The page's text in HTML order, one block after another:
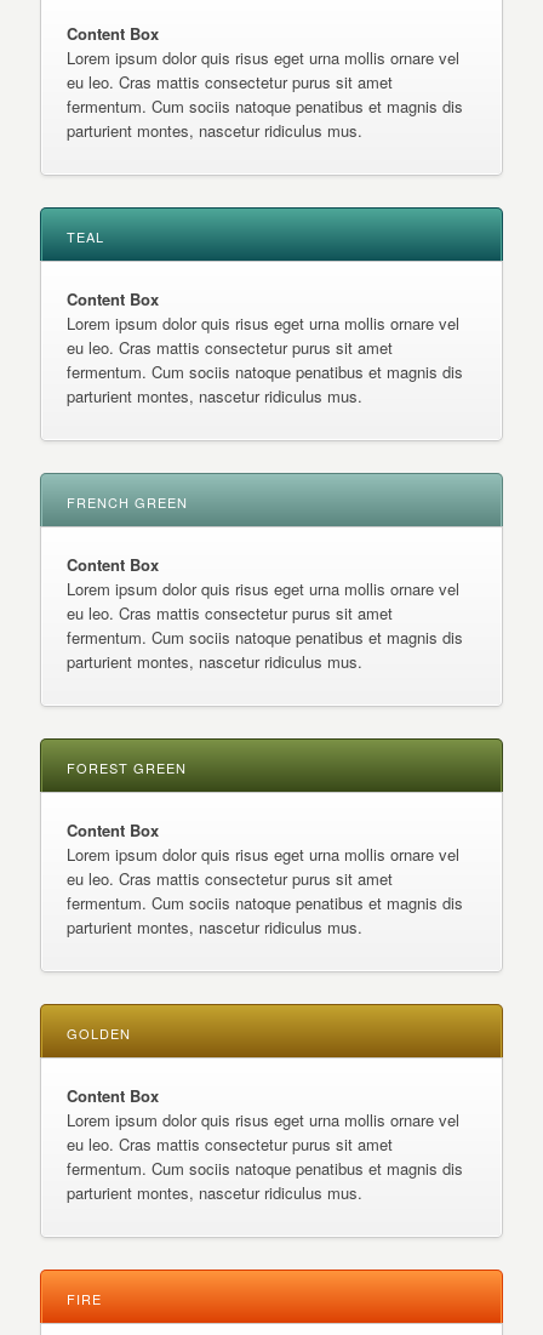
Content Box
Lorem ipsum dolor quis risus eget urna mollis ornare vel
eu leo. Cras mattis consectetur purus sit amet
fermentum. Cum sociis natoque penatibus et magnis dis
parturient montes, nascetur ridiculus mus.
TEAL
Content Box
Lorem ipsum dolor quis risus eget urna mollis ornare vel
eu leo. Cras mattis consectetur purus sit amet
fermentum. Cum sociis natoque penatibus et magnis dis
parturient montes, nascetur ridiculus mus.
FRENCH GREEN
Content Box
Lorem ipsum dolor quis risus eget urna mollis ornare vel
eu leo. Cras mattis consectetur purus sit amet
fermentum. Cum sociis natoque penatibus et magnis dis
parturient montes, nascetur ridiculus mus.
FOREST GREEN
Content Box
Lorem ipsum dolor quis risus eget urna mollis ornare vel
eu leo. Cras mattis consectetur purus sit amet
fermentum. Cum sociis natoque penatibus et magnis dis
parturient montes, nascetur ridiculus mus.
GOLDEN
Content Box
Lorem ipsum dolor quis risus eget urna mollis ornare vel
eu leo. Cras mattis consectetur purus sit amet
fermentum. Cum sociis natoque penatibus et magnis dis
parturient montes, nascetur ridiculus mus.
FIRE